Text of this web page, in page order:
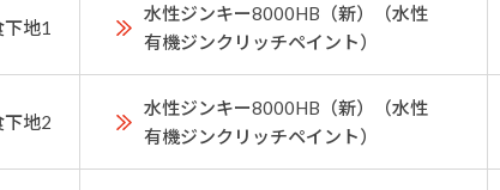
下地1
水性ジンキー8000HB（新）（水性
有機ジンクリッチペイント）
下地2
水性ジンキー8000HB（新）（水性
有機ジンクリッチペイント）